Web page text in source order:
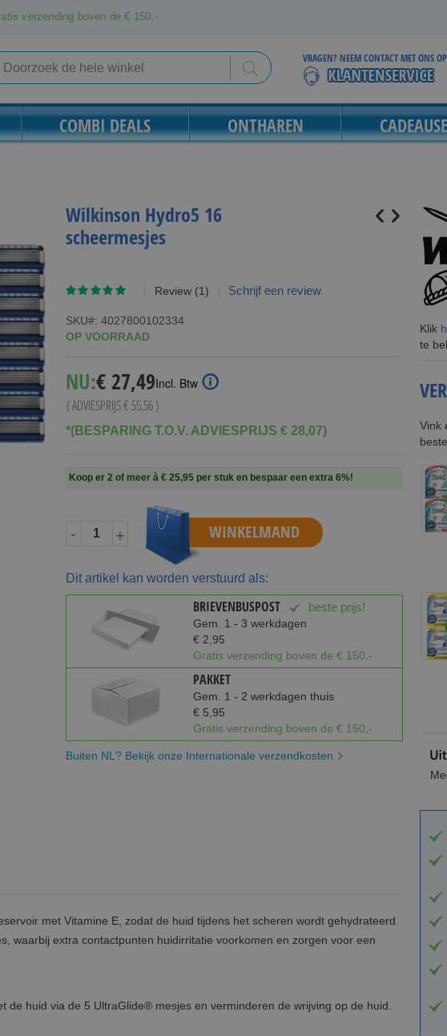
verzending boven de € 150,-
Search
VRAGEN? NEEM CONTACT MET ONS
COMBI DEALS ONTHAREN
Wilkinson Hydro5 16
scheermesjes
Waardering:
Review (1) Schrijf een review
SKU
4027800102334
OP VOORRAAD
NU:Special
Price
€ 27,49Incl. Btw
( ADVIESPRIJS€ 55,56)
*(BESPARING T.O.V. ADVIESPRIJS € 28,07)
Koop er 2 of meer à € 25,95 per stuk en bespaar een extra6%!
- + WINKELMAND
Dit artikel kan worden verstuurd als:
BRIEVENBUSPOST beste prijs!
Gem. 1 - 3 werkdagen
€ 2,95
Gratis verzending boven de € 150,-
PAKKET
Gem. 1 - 2 werkdagen thuis
€ 5,95
Gratis verzending boven de € 150,-
Buiten NL? Bekijk onze Internationale verzendkosten
Klik
te
Vink
met Vitamine E, zodat de huid tijdens het scheren wordt gehydrateerd.
waarbij extra contactpunten huidirritatie voorkomen en zorgen voor een
de huid via de 5 UltraGlide® mesjes en verminderen de wrijving op de huid.